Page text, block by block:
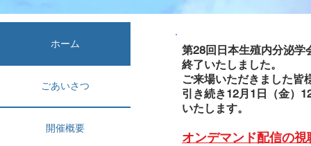
第28回日本生殖内分泌学
終了いたしました。
ご来場いただきました皆
引き続き12月1日（金）
いたします。
オンデマンド配信の
ホーム
ごあいさつ
開催概要